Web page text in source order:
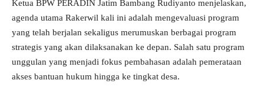
Ketua BPW PERADIN Jatim Bambang Rudiyanto menjelaskan,
agenda utama Rakerwil kali ini adalah mengevaluasi program
yang telah berjalan sekaligus merumuskan berbagai program
strategis yang akan dilaksanakan ke depan. Salah satu program
unggulan yang menjadi fokus pembahasan adalah pemerataan
akses bantuan hukum hingga ke tingkat desa.